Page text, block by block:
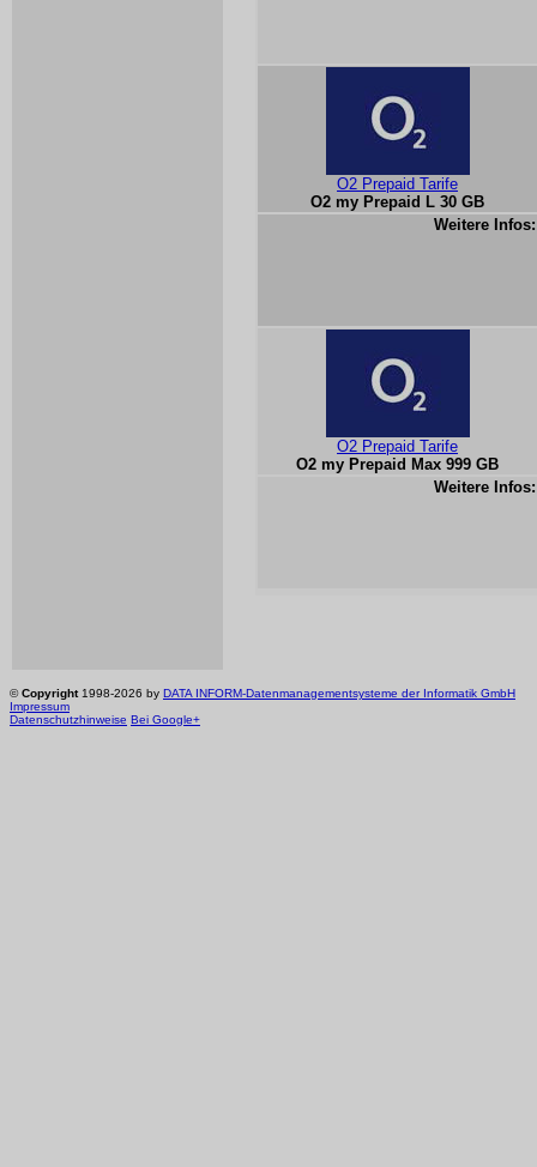
O2 Prepaid Tarife
O2 my Prepaid L 30 GB
Weitere Infos:
O2 Prepaid Tarife
O2 my Prepaid Max 999 GB
Weitere Infos:
©Copyright1998-2026 by DATA INFORM-Datenmanagementsysteme der Informatik GmbH
Impressum
Datenschutzhinweise Bei Google+